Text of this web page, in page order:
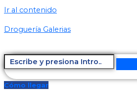
Ir al contenido
Droguería Galerias
Cómo llegar